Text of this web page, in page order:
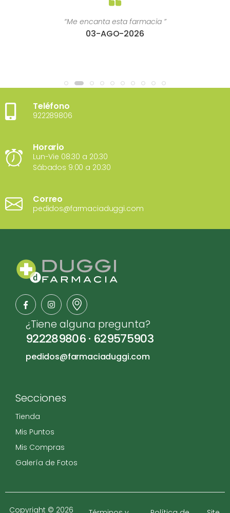
“Trato excelente y profesional ”
31-JUL-2026
Teléfono
922289806
Horario
Lun-Vie 08:30 a 20:30
Sábados 9:00 a 20:30
Correo
pedidos@farmaciaduggi.com
¿Tiene alguna pregunta?
922289806· 629575903
pedidos@farmaciaduggi.com
Secciones
Tienda
Mis Puntos
Mis Compras
Galería de Fotos
Copyright © 2026